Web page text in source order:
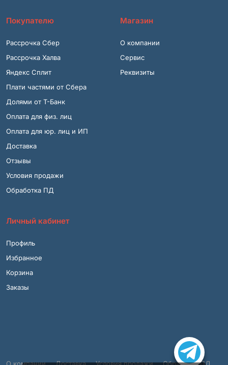
Покупателю
Рассрочка Сбер
Рассрочка Халва
Яндекс Сплит
Плати частями от Сбера
Долями от Т-Банк
Оплата для физ. лиц
Оплата для юр. лиц и ИП
Доставка
Отзывы
Условия продажи
Обработка ПД
Магазин
О компании
Сервис
Реквизиты
Личный кабинет
Профиль
Избранное
Корзина
Заказы